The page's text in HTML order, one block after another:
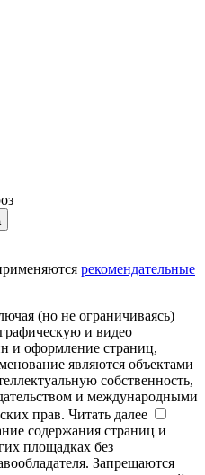
рекомендательные
(но не ограничиваясь)
и видео
и оформление страниц,
являются объектами
собственность,
и международными
прав. Читать далее
содержания страниц и
площадках без
Запрещаются